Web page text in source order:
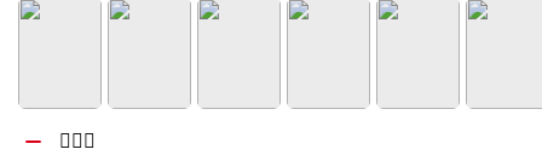
🤷🏼‍♂️